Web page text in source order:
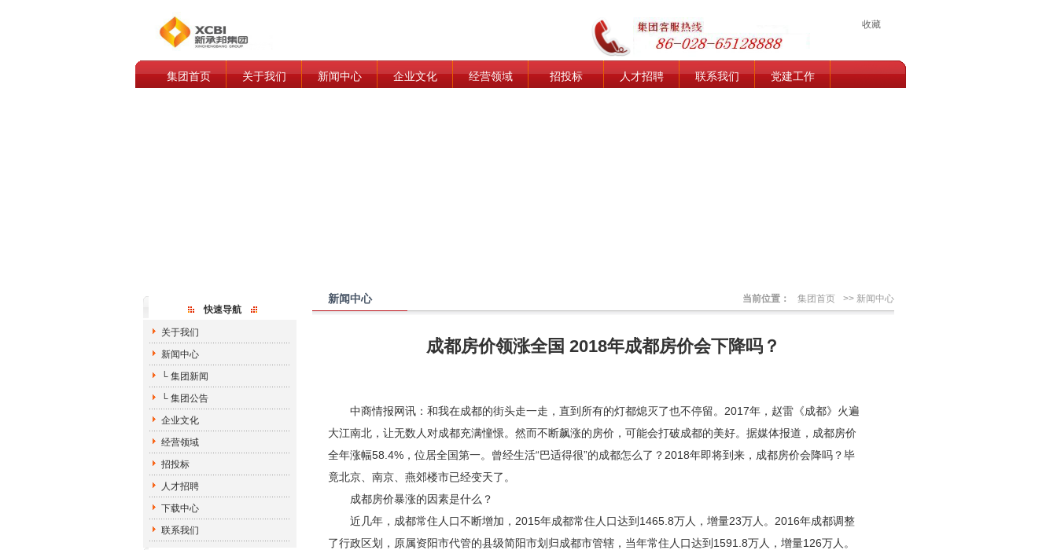
收藏
集团首页 关于我们 新闻中心 企业文化 经营领域 招投标 人才招聘 联系我们 党建工作
快速导航
关于我们
新闻中心
└ 集团新闻
└ 集团公告
企业文化
经营领域
招投标
人才招聘
下载中心
联系我们
新闻中心 当前位置： 集团首页 >> 新闻中心
成都房价领涨全国 2018年成都房价会下降吗？
中商情报网讯：和我在成都的街头走一走，直到所有的灯都熄灭了也不停留。2017年，赵雷《成都》火遍
大江南北，让无数人对成都充满憧憬。然而不断飙涨的房价，可能会打破成都的美好。据媒体报道，成都房价
全年涨幅58.4%，位居全国第一。曾经生活“巴适得很”的成都怎么了？2018年即将到来，成都房价会降吗？毕
竟北京、南京、燕郊楼市已经变天了。
成都房价暴涨的因素是什么？
近几年，成都常住人口不断增加，2015年成都常住人口达到1465.8万人，增量23万人。2016年成都调整
了行政区划，原属资阳市代管的县级简阳市划归成都市管辖，当年常住人口达到1591.8万人，增量126万人。